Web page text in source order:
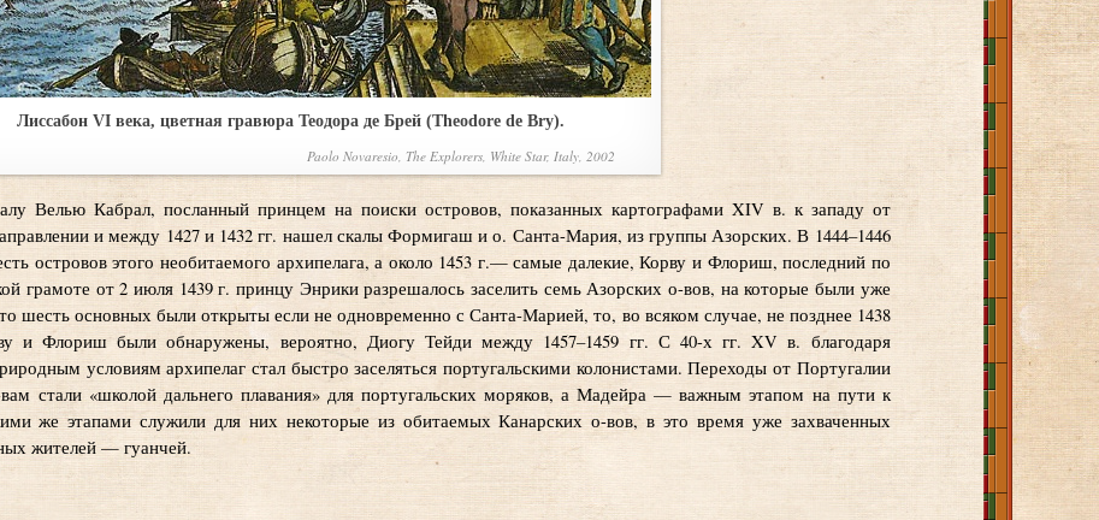
Лиссабон VI века, цветная гравюра Теодора де Брей (Theodore de Bry).
Paolo Novaresio, The Explorers, White Star, Italy, 2002
Велью Кабрал, посланный принцем на поиски островов, показанных картографами XIV в. к западу от
и между 1427 и 1432 гг. нашел скалы Формигаш и о. Санта-Мария, из группы Азорских. В 1444–1446
островов этого необитаемого архипелага, а около 1453 г.— самые далекие, Корву и Флориш, последний по
грамоте от 2 июля 1439 г. принцу Энрики разрешалось заселить семь Азорских о-вов, на которые были уже
шесть основных были открыты если не одновременно с Санта-Марией, то, во всяком случае, не позднее 1438
и Флориш были обнаружены, вероятно, Диогу Тейди между 1457–1459 гг. С 40-х гг. XV в. благодаря
условиям архипелаг стал быстро заселяться португальскими колонистами. Переходы от Португалии
стали «школой дальнего плавания» для португальских моряков, а Мадейра — важным этапом на пути к
же этапами служили для них некоторые из обитаемых Канарских о-вов, в это время уже захваченных
жителей — гуанчей.